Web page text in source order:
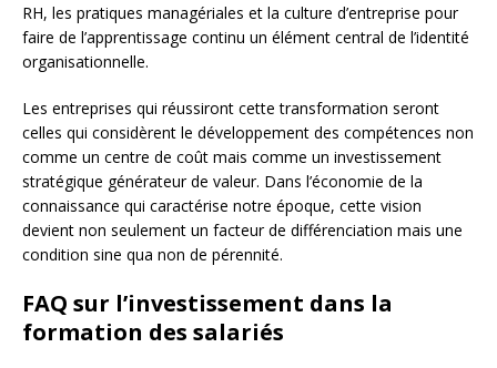
RH, les pratiques managériales et la culture d’entreprise pour
faire de l’apprentissage continu un élément central de l’identité
organisationnelle.
Les entreprises qui réussiront cette transformation seront
celles qui considèrent le développement des compétences non
comme un centre de coût mais comme un investissement
stratégique générateur de valeur. Dans l’économie de la
connaissance qui caractérise notre époque, cette vision
devient non seulement un facteur de différenciation mais une
condition sine qua non de pérennité.
FAQ sur l’investissement dans la
formation des salariés